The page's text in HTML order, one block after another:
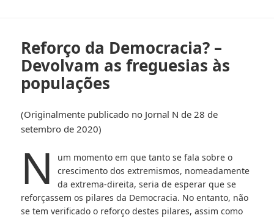
Reforço da Democracia? –
Devolvam as freguesias às
populações
(Originalmente publicado no Jornal N de 28 de
setembro de 2020)
N
um momento em que tanto se fala sobre o
crescimento dos extremismos, nomeadamente
da extrema-direita, seria de esperar que se
reforçassem os pilares da Democracia. No entanto, não
se tem verificado o reforço destes pilares, assim como